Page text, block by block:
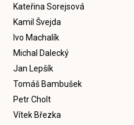
Kateřina Sorejsová
Kamil Švejda
Ivo Machalík
Michal Dalecký
Jan Lepšík
Tomáš Bambušek
Petr Cholt
Vítek Březka